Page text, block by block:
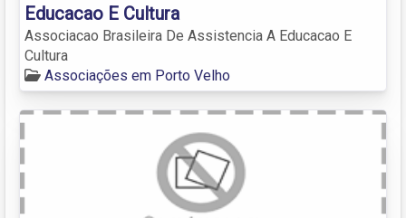
Educacao E Cultura
Associacao Brasileira De Assistencia A Educacao E
Cultura
Associações em Porto Velho